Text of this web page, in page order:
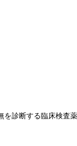
診断する臨床検査